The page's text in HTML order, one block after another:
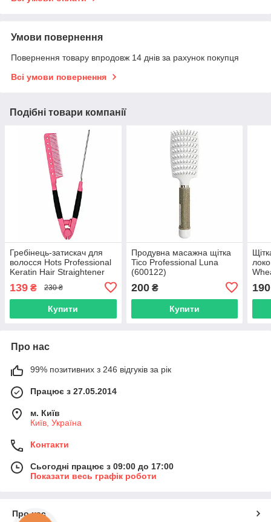
Умови повернення
Повернення товару впродовж 14 днів за рахунок покупця
Всі умови повернення
Подібні товари компанії
Гребінець-затискач для
волосся Hots Professional
Keratin Hair Straightener
139 ₴ 230 ₴
Купити
Продувна масажна щітка
Tico Professional Luna
(600122)
200₴
Купити
190
Про нас
99% позитивних з 246 відгуків за рік
Працює з 27.05.2014
м. Київ
Київ, Україна
Контакти
Сьогодні працює з 09:00 до 17:00
Показати весь графік роботи
Про нас